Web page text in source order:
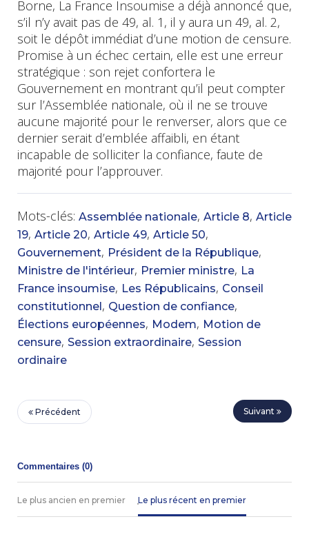
Borne, La France Insoumise a déjà annoncé que,
s’il n’y avait pas de 49, al. 1, il y aura un 49, al. 2,
soit le dépôt immédiat d’une motion de censure.
Promise à un échec certain, elle est une erreur
stratégique : son rejet confortera le
Gouvernement en montrant qu’il peut compter
sur l’Assemblée nationale, où il ne se trouve
aucune majorité pour le renverser, alors que ce
dernier serait d’emblée affaibli, en étant
incapable de solliciter la confiance, faute de
majorité pour l’approuver.
Mots-clés: Assemblée nationale, Article 8, Article
19, Article 20, Article 49, Article 50,
Gouvernement, Président de la République,
Ministre de l'intérieur, Premier ministre, La
France insoumise, Les Républicains, Conseil
constitutionnel, Question de confiance,
Élections européennes, Modem, Motion de
censure, Session extraordinaire, Session
ordinaire
Précédent Suivant
Commentaires (0)
Le plus ancien en premier Le plus récent en premier